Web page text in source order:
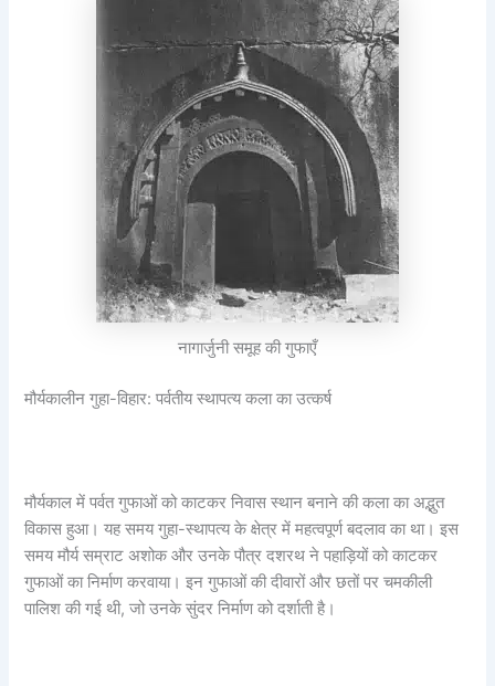
नागार्जुनी समूह की गुफाएँ
मौर्यकालीन गुहा-विहार: पर्वतीय स्थापत्य कला का उत्कर्ष
मौर्यकाल में पर्वत गुफाओं को काटकर निवास स्थान बनाने की कला का अद्भुत
विकास हुआ। यह समय गुहा-स्थापत्य के क्षेत्र में महत्वपूर्ण बदलाव का था। इस
समय मौर्य सम्राट अशोक और उनके पौत्र दशरथ ने पहाड़ियों को काटकर
गुफाओं का निर्माण करवाया। इन गुफाओं की दीवारों और छतों पर चमकीली
पालिश की गई थी, जो उनके सुंदर निर्माण को दर्शाती है।